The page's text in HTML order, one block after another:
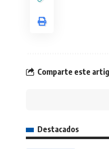
Comparte este
Destacados